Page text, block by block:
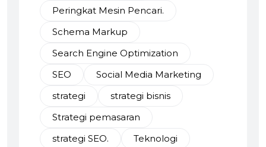
Peringkat Mesin Pencari.
Schema Markup
Search Engine Optimization
SEO
Social Media Marketing
strategi
strategi bisnis
Strategi pemasaran
strategi SEO.
Teknologi